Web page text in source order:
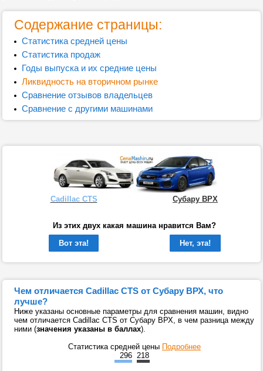
Содержание страницы:
Статистика средней цены
Статистика продаж
Годы выпуска и их средние цены
Ликвидность на вторичном рынке
Сравнение отзывов владельцев
Сравнение с другими машинами
Cadillac CTS Субару ВРХ
Из этих двух какая машина нравится Вам?
Вот эта!
Нет, эта!
Чем отличается Cadillac CTS от Субару ВРХ, что
лучше?
Ниже указаны основные параметры для сравнения машин, видно
чем отличается Cadillac CTS от Субару ВРХ, в чем разница между
ними (значения указаны в баллах).
Статистика средней цены Подробнее
296 218